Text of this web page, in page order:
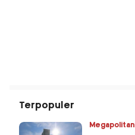
Terpopuler
Megapolitan